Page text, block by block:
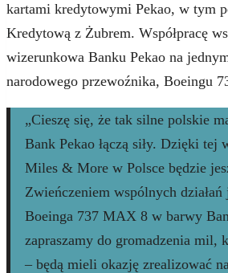
kartami kredytowymi Pekao, w tym
Kredytową z Żubrem. Współpracę
wizerunkowa Banku Pekao na
narodowego przewoźnika, Boeingu
„Cieszę się, że tak silne polskie
Bank Pekao łączą siły. Dzięki tej
Miles & More w Polsce będzie
Zwieńczeniem wspólnych
Boeinga 737 MAX 8 w barwy
zapraszamy do gromadzenia mil,
– będą mieli okazję zrealizować